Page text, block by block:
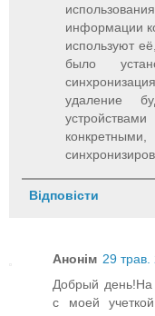
информации
используют
было
удаление
Відповісти
Анонім 29
Добрый день!На
с моей